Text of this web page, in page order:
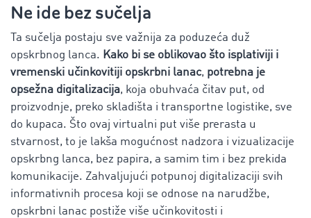
Ne ide bez sučelja
Ta sučelja postaju sve važnija za poduzeća duž
opskrbnog lanca. Kako bi se oblikovao što isplativiji i
vremenski učinkovitiji opskrbni lanac, potrebna je
opsežna digitalizacija, koja obuhvaća čitav put, od
proizvodnje, preko skladišta i transportne logistike, sve
do kupaca. Što ovaj virtualni put više prerasta u
stvarnost, to je lakša mogućnost nadzora i vizualizacije
opskrbng lanca, bez papira, a samim tim i bez prekida
komunikacije. Zahvaljujući potpunoj digitalizaciji svih
informativnih procesa koji se odnose na narudžbe,
opskrbni lanac postiže više učinkovitosti i